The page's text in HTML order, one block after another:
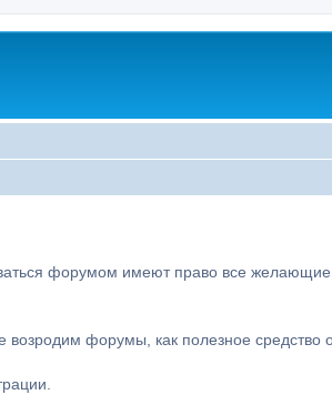
форумом имеют право все
возродим форумы, как полезное